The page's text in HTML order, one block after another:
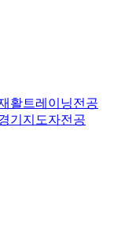
활트레이닝전공
기지도자전공